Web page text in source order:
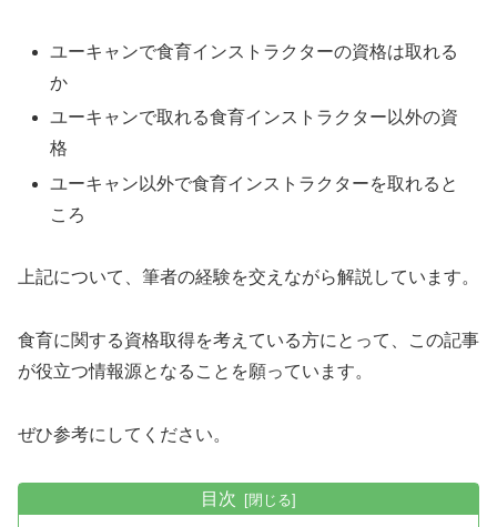
ユーキャンで食育インストラクターの資格は取れる
か
ユーキャンで取れる食育インストラクター以外の資
格
ユーキャン以外で食育インストラクターを取れると
ころ
上記について、筆者の経験を交えながら解説しています。
食育に関する資格取得を考えている方にとって、この記事
が役立つ情報源となることを願っています。
ぜひ参考にしてください。
目次